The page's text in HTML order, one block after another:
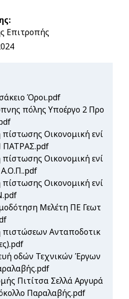
Επιτροπής
Όροι.pdf
πόλης Υποέργο 2 Προ
πίστωσης Οικονομική ενί
ΠΑΤΡΑΣ.pdf
πίστωσης Οικονομική ενί
πίστωσης Οικονομική ενί
Μελέτη ΠΕ Γεωτ
πιστώσεων Ανταποδοτικ
οδών Τεχνικών Έργων
Πιτίτσα Σελλά Αργυρά
Παραλαβής.pdf